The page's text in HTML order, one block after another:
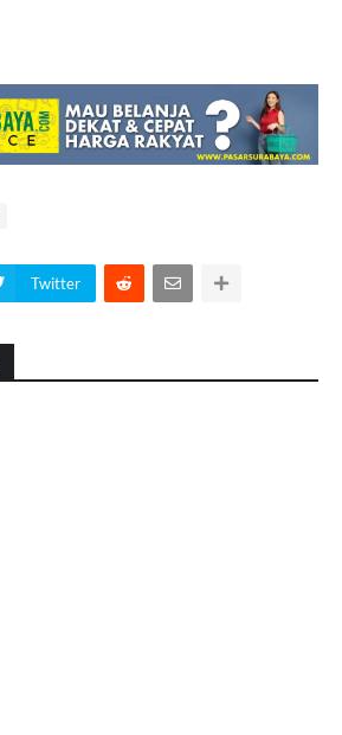
Twitter